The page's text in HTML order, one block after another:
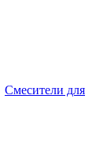
Смесители для